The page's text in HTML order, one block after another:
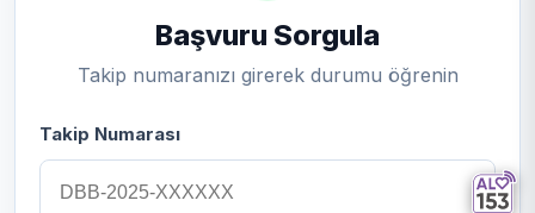
Başvuru Sorgula
Takip numaranızı girerek durumu öğrenin
Takip Numarası